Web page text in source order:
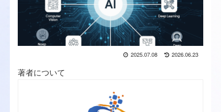
2025.07.08 2026.06.23
著者について